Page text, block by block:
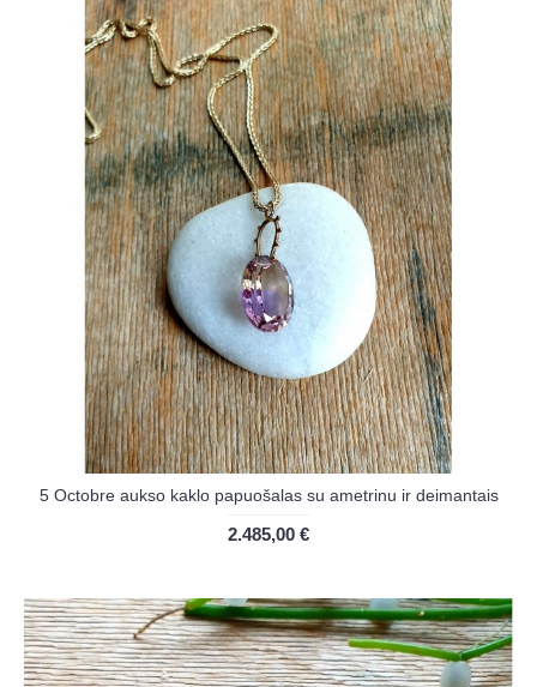
5 Octobre aukso kaklo papuošalas su ametrinu ir deimantais
2.485,00 €